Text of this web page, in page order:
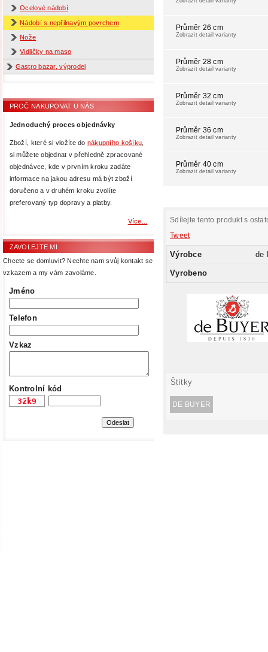
Ocelové nádobí
Nádobí s nepřilnavým povrchem
Nože
Vidličky na maso
Gastro bazar, výprodej
PROČ NAKUPOVAT U NÁS
Jednoduchý proces objednávky
Zboží, které si vložíte do nákupního košíku,
si můžete objednat v přehledně zpracované
objednávce, kde v prvním kroku zadáte
informace na jakou adresu má být zboží
doručeno a v druhém kroku zvolíte
preferovaný typ dopravy a platby.
Více...
ZAVOLEJTE MI
Chcete se domluvit? Nechte nam svůj kontakt se
vzkazem a my vám zavoláme.
Jméno
Telefon
Vzkaz
Kontrolní kód
Průměr 26 cm
Zobrazit detail varianty
Průměr 28 cm
Zobrazit detail varianty
Průměr 32 cm
Zobrazit detail varianty
Průměr 36 cm
Zobrazit detail varianty
Průměr 40 cm
Zobrazit detail varianty
Sdílejte tento produkt s
Tweet
Výrobce de
Vyrobeno
Štítky
DE BUYER